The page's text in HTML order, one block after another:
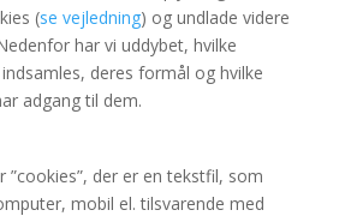
(se vejledning) og undlade videre
har vi uddybet, hvilke
deres formål og hvilke
adgang til dem.
”cookies”, der er en tekstfil, som
mobil el. tilsvarende med